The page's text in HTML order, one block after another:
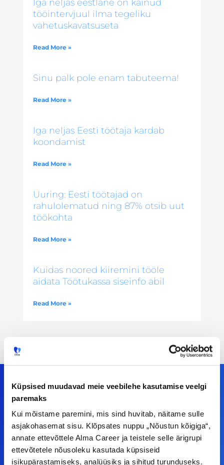
Küpsised muudavad meie veebilehe kasutamise veelgi
paremaks
Kui mõistame paremini, mis sind huvitab, näitame sulle
asjakohasemat sisu. Klõpsates nuppu „Nõustun kõigiga“,
annate ettevõttele Alma Career ja teistele selle ärigrupi
ettevõtetele nõusoleku kasutada küpsiseid
isikupärastamiseks, analüüsiks ja sihitud turunduseks.
Iga neljas eestlane on käinud
tööintervjuul ilma tegeliku
vahetuskavatsuseta
Read More »
Sinu palk pole enam tabuteema!
Read More »
Iga neljas Eesti töötaja kardab
koondamist
Read More »
Uuring: Eesti töötajad on
rahulolematud ning 87% otsib uut
töökohta
Read More »
Kuidas noored kiiremini tööle
aidata Töötukassa siseinfo abil
Read More »
Meiega leiad!
Tööelublogi.ee lehelt leiad kõik vajaliku, et olla
kursis tööturu uudistega. Kui sul on
ettepanekuid erinevate teemade osas või soovid